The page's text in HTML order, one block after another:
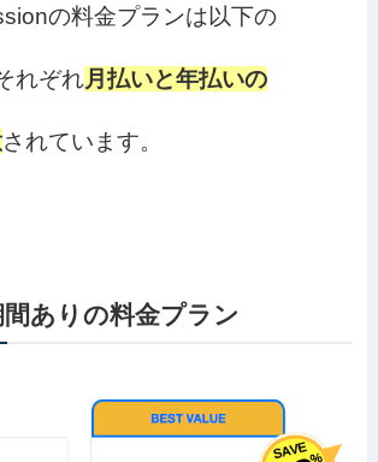
の料金プランは以下の
れぞれ月払いと年払いの
されています。
ありの料金プラン